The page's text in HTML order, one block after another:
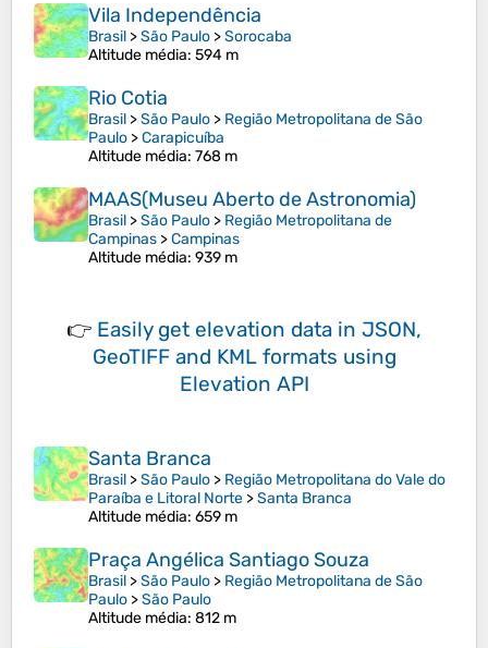
Vila Independência
Brasil >São Paulo >Sorocaba
Altitude média: 594 m
Rio Cotia
Brasil >São Paulo > Região Metropolitana de São
Paulo >Carapicuíba
Altitude média: 768 m
MAAS(Museu Aberto de Astronomia)
Brasil >São Paulo > Região Metropolitana de
Campinas >Campinas
Altitude média: 939 m
👉 Easily get elevation data in JSON,
GeoTIFF and KML formats using
Elevation API
Santa Branca
Brasil >São Paulo > Região Metropolitana do Vale do
Paraíba e Litoral Norte >Santa Branca
Altitude média: 659 m
Praça Angélica Santiago Souza
Brasil >São Paulo > Região Metropolitana de São
Paulo >São Paulo
Altitude média: 812 m